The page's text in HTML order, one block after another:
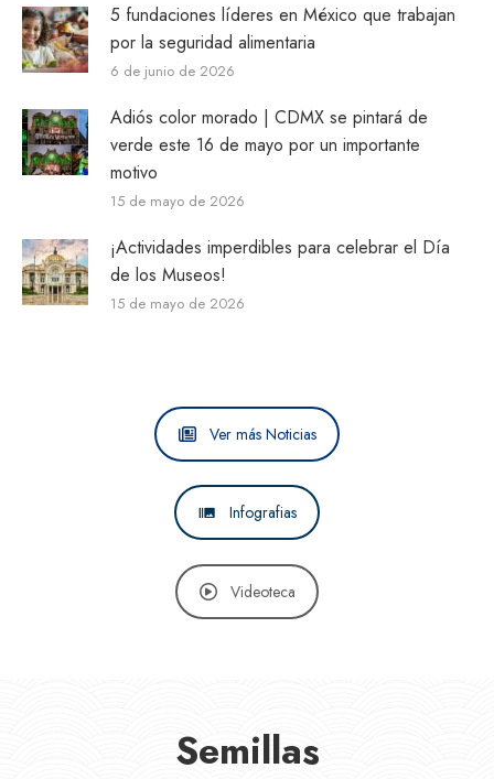
5 fundaciones líderes en México que trabajan
por la seguridad alimentaria
6 de junio de 2026
Adiós color morado | CDMX se pintará de
verde este 16 de mayo por un importante
motivo
15 de mayo de 2026
¡Actividades imperdibles para celebrar el Día
de los Museos!
15 de mayo de 2026
Ver más Noticias
Infografias
Videoteca
Semillas